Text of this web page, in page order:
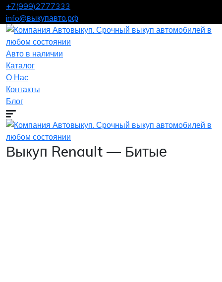
+7(999)2777333
info@выкупавто.рф
Авто в наличии
Каталог
О Нас
Контакты
Блог
Выкуп Renault — Битые